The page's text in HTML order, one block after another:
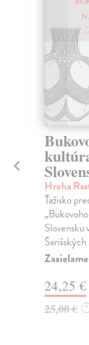
Hreha
Ťažisko
Slovensku
24,25 €
25,00 € ?